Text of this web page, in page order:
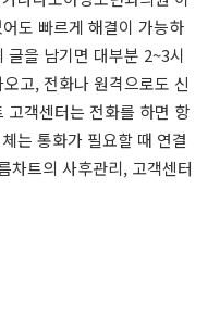
도 빠르게 해결이 가능하
글을 남기면 대부분 2~3시
고, 전화나 원격으로도 신
고객센터는 전화를 하면 항
는 통화가 필요할 때 연결
차트의 사후관리, 고객센터